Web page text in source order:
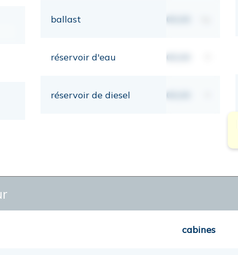
ballast 00,00
réservoir d'eau 00,00
réservoir de diesel 00,00
cabines